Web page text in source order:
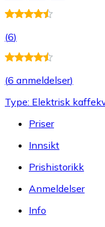
(6)
(6 anmeldelser)
Type: Elektrisk
Priser
Innsikt
Prishistorikk
Anmeldelser
Info